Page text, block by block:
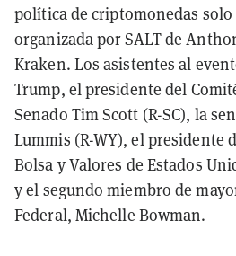
política de criptomonedas
organizada por SALT de
Kraken. Los asistentes al
Trump, el presidente del
Senado Tim Scott (R-SC), la
Lummis (R-WY), el presidente
Bolsa y Valores de Estados
y el segundo miembro de
Federal, Michelle Bowman.